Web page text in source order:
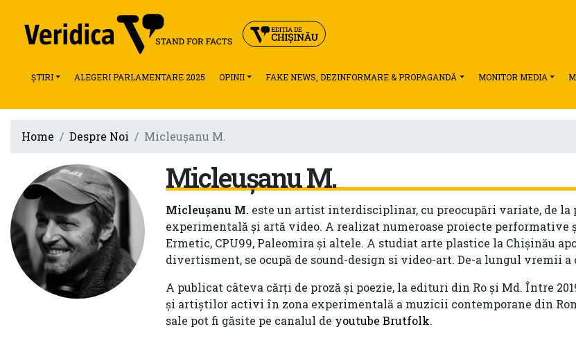
ȘTIRI ALEGERI PARLAMENTARE 2025 OPINII FAKE NEWS, DEZINFORMARE & PROPAGANDĂ MONITOR MEDIA
Home Despre Noi Micleușanu M.
Micleușanu M.
Micleușanu M. este un artist interdisciplinar, cu preocupări variate, de
experimentală și artă video. A realizat numeroase proiecte performative
Ermetic, CPU99, Paleomira și altele. A studiat arte plastice la Chișinău
divertisment, se ocupă de sound-design si video-art. De-a lungul vremii
A publicat câteva cărți de proză și poezie, la edituri din Ro și Md. Între
și artiștilor activi în zona experimentală a muzicii contemporane din
sale pot fi găsite pe canalul de youtube Brutfolk.